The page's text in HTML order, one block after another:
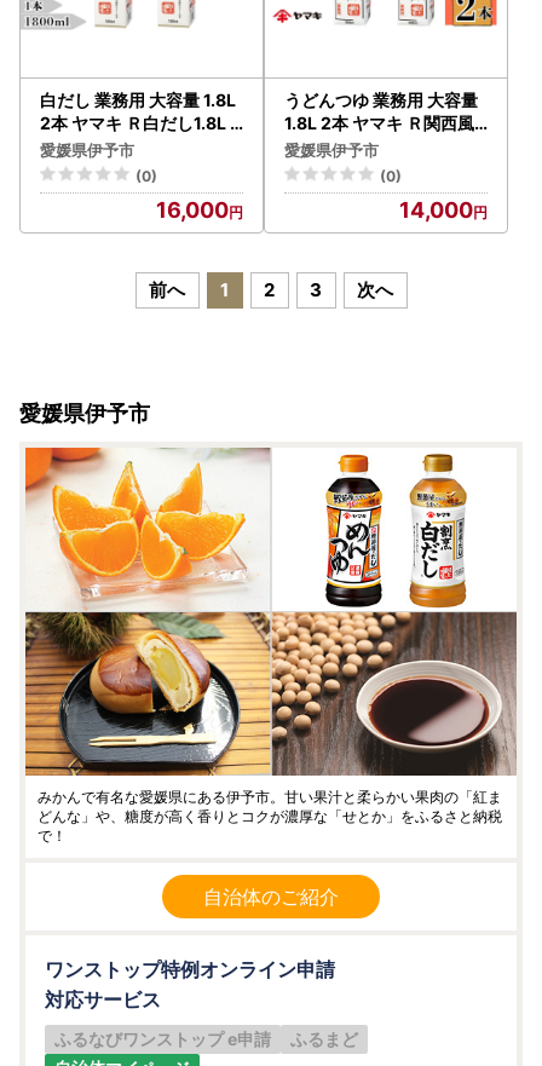
白だし 業務用 大容量 1.8L
2本 ヤマキ Ｒ白だし1.8L
紙パック 国産｜B285
愛媛県伊予市
(0)
16,000
うどんつゆ 業務用 大容量
1.8L 2本 ヤマキ Ｒ関西風
うどんつゆ1.8L 紙パック
国産｜B283
愛媛県伊予市
(0)
14,000
前へ 1 2 3 次へ
愛媛県伊予市
みかんで有名な愛媛県にある伊予市。甘い果汁と柔らかい果肉の「紅ま
どんな」や、糖度が高く香りとコクが濃厚な「せとか」をふるさと納税
で！
自治体のご紹介
ワンストップ特例オンライン申請
対応サービス
ふるなびワンストップ e申請
ふるまど